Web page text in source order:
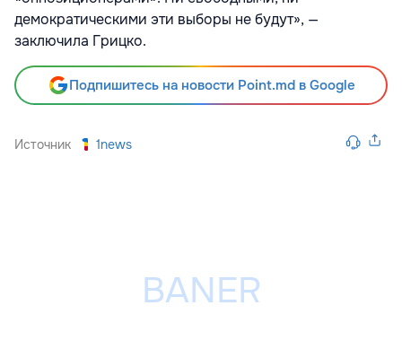
демократическими эти выборы не будут», —
заключила Грицко.
Подпишитесь на новости Point.md в Google
Источник 1news